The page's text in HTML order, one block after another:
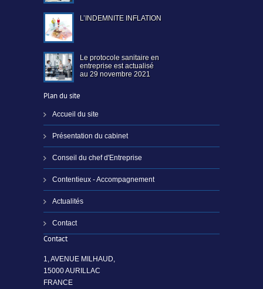
L’INDEMNITE INFLATION
Le protocole sanitaire en
entreprise est actualisé
au 29 novembre 2021
Plan du site
Accueil du site
Présentation du cabinet
Conseil du chef d'Entreprise
Contentieux - Accompagnement
Actualités
Contact
Contact
1, AVENUE MILHAUD,
15000 AURILLAC
FRANCE